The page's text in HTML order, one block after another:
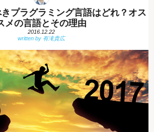
プラグラミング言語はどれ？オス
メの言語とその理由
2016.12.22